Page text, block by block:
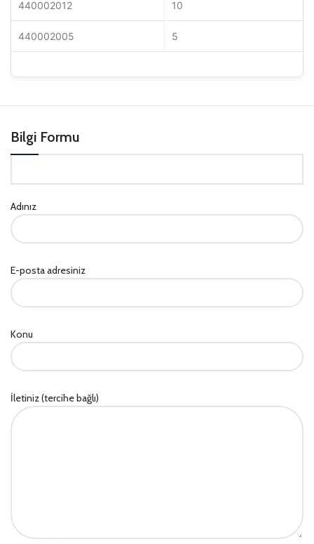
440002012 10
440002005 5
Bilgi Formu
Adınız
E-posta adresiniz
Konu
İletiniz (tercihe bağlı)